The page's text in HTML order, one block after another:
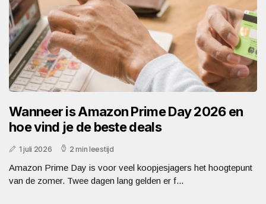
Wanneer is Amazon Prime Day 2026 en
hoe vind je de beste deals
1 juli 2026 2 min leestijd
Amazon Prime Day is voor veel koopjesjagers het hoogtepunt
van de zomer. Twee dagen lang gelden er f...